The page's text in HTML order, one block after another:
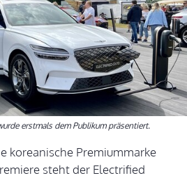
erstmals dem Publikum präsentiert.
koreanische Premiummarke
steht der Electrified